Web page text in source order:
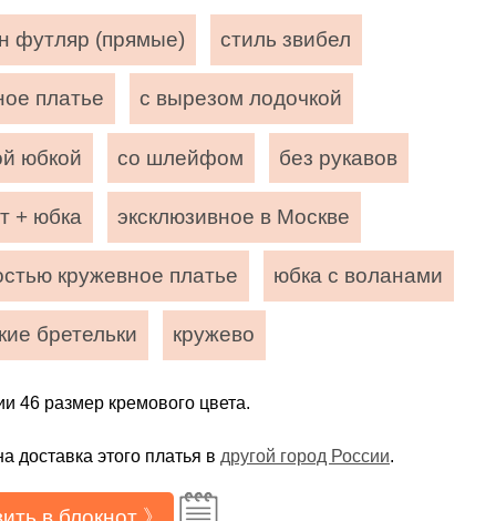
футляр (прямые) стиль звибел
платье с вырезом лодочкой
юбкой со шлейфом без рукавов
+ юбка эксклюзивное в Москве
кружевное платье юбка с воланами
бретельки кружево
46 размер кремового цвета.
доставка этого платья в другой город России.